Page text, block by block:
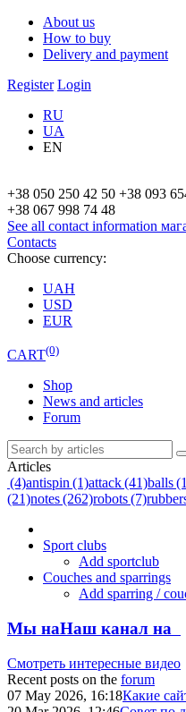
About us
How to buy
Delivery and payment
Register Login
RU
UA
EN
+38 050 250 42 50 +38 093
+38 067 998 74 48
See all contact information
Contacts
Choose currency:
UAH
USD
EUR
CART(0)
Shop
News and articles
Forum
Articles
(4)antispin (1)attack (41)balls
(21)notes (262)robots (7)
Sport clubs
Add sportclub
Couches and sparrings
Add sparring /
Мы наНаш канал на
Смотреть интересные видео
Recent posts on the forum
07 May 2026, 16:18Какие